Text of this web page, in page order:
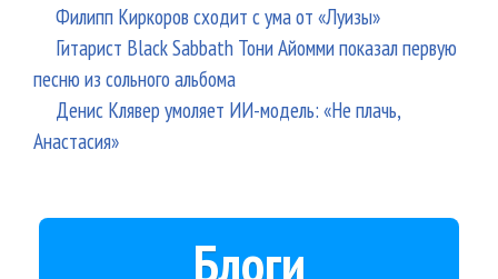
Филипп Киркоров сходит с ума от «Луизы»
Гитарист Black Sabbath Тони Айомми показал первую
песню из сольного альбома
Денис Клявер умоляет ИИ-модель: «Не плачь,
Анастасия»
Блоги